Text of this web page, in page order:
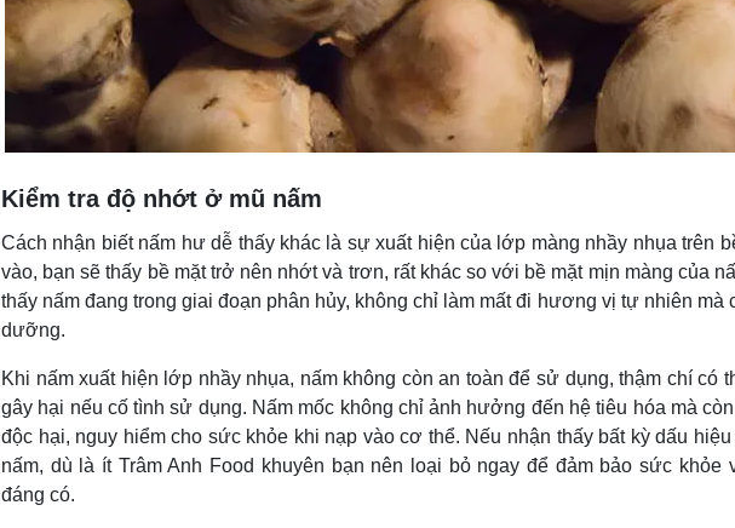
Kiểm tra độ nhớt ở mũ nấm
Cách nhận biết nấm hư dễ thấy khác là sự xuất hiện của lớp màng nhầy nhụa trên
vào, bạn sẽ thấy bề mặt trở nên nhớt và trơn, rất khác so với bề mặt mịn màng của
thấy nấm đang trong giai đoạn phân hủy, không chỉ làm mất đi hương vị tự nhiên mà
dưỡng.
Khi nấm xuất hiện lớp nhầy nhụa, nấm không còn an toàn để sử dụng, thậm chí có
gây hại nếu cố tình sử dụng. Nấm mốc không chỉ ảnh hưởng đến hệ tiêu hóa mà
độc hại, nguy hiểm cho sức khỏe khi nạp vào cơ thể. Nếu nhận thấy bất kỳ dấu
nấm, dù là ít Trâm Anh Food khuyên bạn nên loại bỏ ngay để đảm bảo sức khỏe
đáng có.